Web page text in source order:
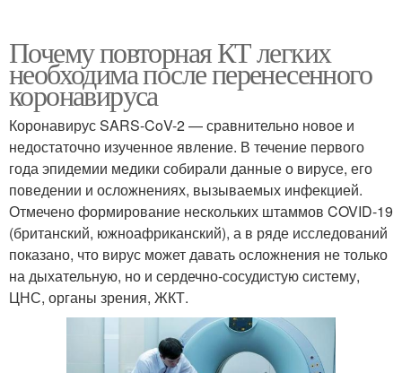
Почему повторная КТ легких
необходима после перенесенного
коронавируса
Коронавирус SARS-CoV-2 — сравнительно новое и
недостаточно изученное явление. В течение первого
года эпидемии медики собирали данные о вирусе, его
поведении и осложнениях, вызываемых инфекцией.
Отмечено формирование нескольких штаммов COVID-19
(британский, южноафриканский), а в ряде исследований
показано, что вирус может давать осложнения не только
на дыхательную, но и сердечно-сосудистую систему,
ЦНС, органы зрения, ЖКТ.